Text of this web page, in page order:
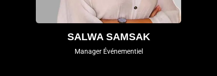
SALWA SAMSAK
Manager Événementiel